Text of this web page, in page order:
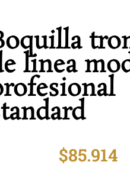
linea
$85.914